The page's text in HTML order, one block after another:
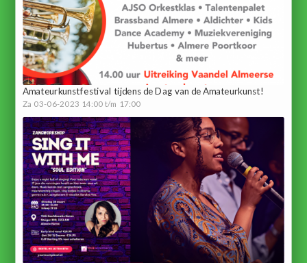
Amateurkunstfestival tijdens de Dag van de Amateurkunst!
Za 03-06-2023 14:00 t/m 17:00